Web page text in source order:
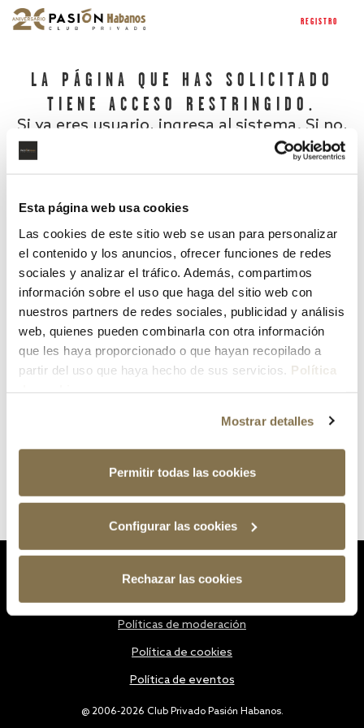
Esta página web usa cookies
Las cookies de este sitio web se usan para personalizar
el contenido y los anuncios, ofrecer funciones de redes
sociales y analizar el tráfico. Además, compartimos
información sobre el uso que haga del sitio web con
nuestros partners de redes sociales, publicidad y análisis
web, quienes pueden combinarla con otra información
que les haya proporcionado o que hayan recopilado a
partir del uso que haya hecho de sus servicios. Política
Mostrar detalles
Permitir todas las cookies
Configurar las cookies
Rechazar las cookies
REGISTRO
LA PÁGINA QUE HAS SOLICITADO
TIENE ACCESO RESTRINGIDO.
Si ya eres usuario, ingresa al sistema. Si no,
¿Has olvidado tu contraseña?
@ 2006-2026 Club Privado Pasión Habanos.
Políticas de moderación
Política de cookies
Política de eventos